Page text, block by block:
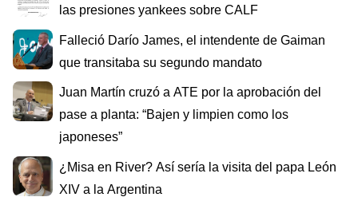
las presiones yankees sobre CALF
Falleció Darío James, el intendente de Gaiman
que transitaba su segundo mandato
Juan Martín cruzó a ATE por la aprobación del
pase a planta: “Bajen y limpien como los
japoneses”
¿Misa en River? Así sería la visita del papa León
XIV a la Argentina